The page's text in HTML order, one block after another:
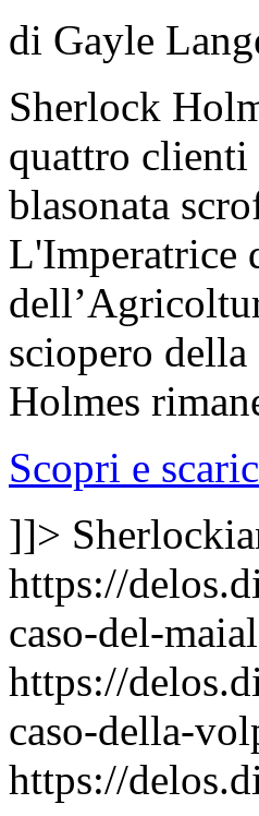
di Gayle
Sherlock
quattro clienti
blasonata
L'Imperatrice
sciopero
Holmes
Scopri e
]]>
https://
caso-del-
https://
caso-della-
https://